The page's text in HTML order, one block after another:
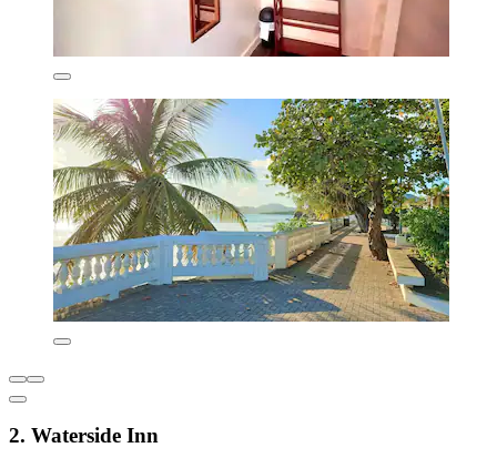
2. Waterside Inn